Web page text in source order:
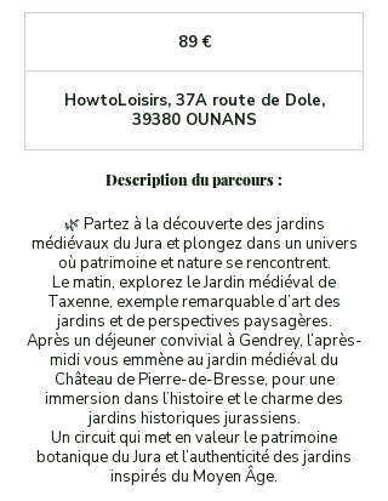
89 €
HowtoLoisirs, 37A route de Dole,
39380 OUNANS
Description du parcours :
🌿 Partez à la découverte des jardins
médiévaux du Jura et plongez dans un univers
où patrimoine et nature se rencontrent.
Le matin, explorez le Jardin médiéval de
Taxenne, exemple remarquable d’art des
jardins et de perspectives paysagères.
Après un déjeuner convivial à Gendrey, l’après-
midi vous emmène au jardin médiéval du
Château de Pierre-de-Bresse, pour une
immersion dans l’histoire et le charme des
jardins historiques jurassiens.
Un circuit qui met en valeur le patrimoine
botanique du Jura et l’authenticité des jardins
inspirés du Moyen Âge.